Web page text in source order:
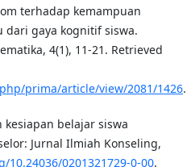
terhadap kemampuan
gaya kognitif siswa.
4(1), 11-21. Retrieved
prima/article/view/2081/1426.
kesiapan belajar siswa
Jurnal Ilmiah Konseling,
10.24036/0201321729-0-00.